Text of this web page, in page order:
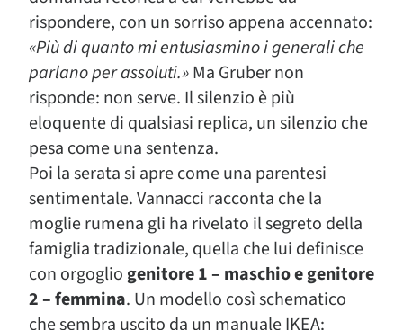
rispondere, con un sorriso appena accennato:
«Più di quanto mi entusiasmino i generali che
parlano per assoluti.»Ma Gruber non
risponde: non serve. Il silenzio è più
eloquente di qualsiasi replica, un silenzio che
pesa come una sentenza.
Poi la serata si apre come una parentesi
sentimentale. Vannacci racconta che la
moglie rumena gli ha rivelato il segreto della
famiglia tradizionale, quella che lui definisce
con orgogliogenitore 1 – maschio e genitore
2 – femmina. Un modello così schematico
che sembra uscito da un manuale IKEA: